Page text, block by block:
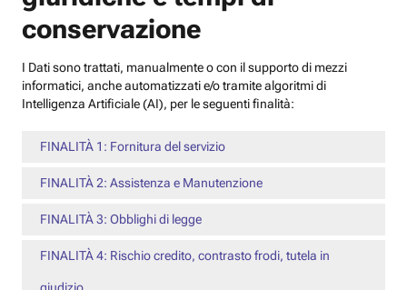
conservazione
I Dati sono trattati, manualmente o con il supporto di mezzi
informatici, anche automatizzati e/o tramite algoritmi di
Intelligenza Artificiale (AI), per le seguenti finalità:
FINALITÀ 1: Fornitura del servizio
FINALITÀ 2: Assistenza e Manutenzione
FINALITÀ 3: Obblighi di legge
FINALITÀ 4: Rischio credito, contrasto frodi, tutela in